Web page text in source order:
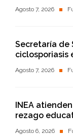
Agosto 7, 2026
Secretaría de
ciclosporiasis
Agosto 7, 2026
INEA
rezago
Agosto 6, 2026